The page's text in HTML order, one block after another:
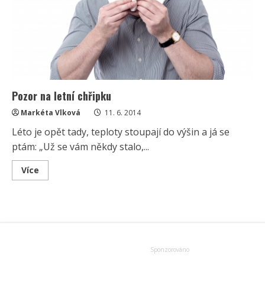
Pozor na letní chřipku
Markéta Vlková 11. 6. 2014
Léto je opět tady, teploty stoupají do výšin a já se
ptám: „Už se vám někdy stalo,...
Více
more